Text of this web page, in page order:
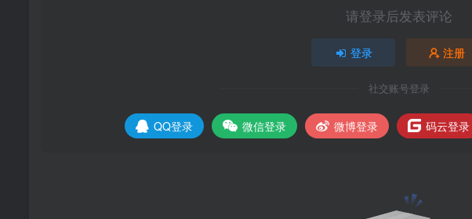
请登录后发表评论
登录 注册
社交账号登录
QQ登录 微信登录 微博登录 码云登录